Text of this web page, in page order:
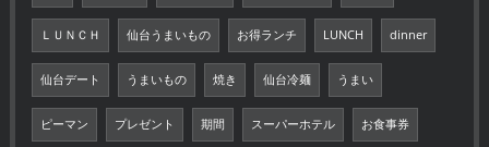
ＬＵＮＣＨ 仙台うまいもの お得ランチ LUNCH dinner
仙台デート うまいもの 焼き 仙台冷麺 うまい
ピーマン プレゼント 期間 スーパーホテル お食事券